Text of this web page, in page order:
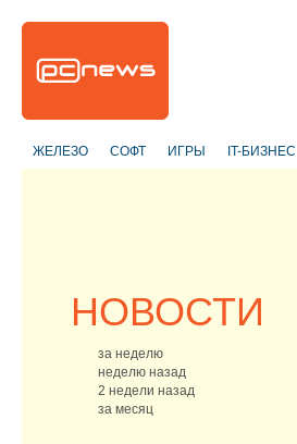
ЖЕЛЕЗО СОФТ ИГРЫ IT-БИЗНЕС
НОВОСТИ
за неделю
неделю назад
2 недели назад
за месяц